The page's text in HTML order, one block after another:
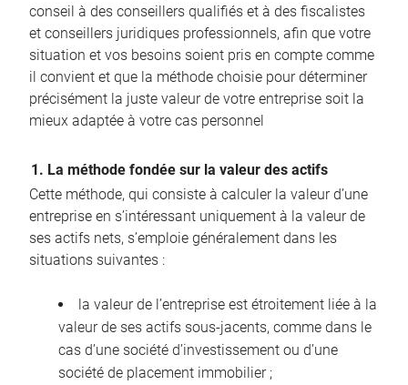
conseil à des conseillers qualifiés et à des fiscalistes
et conseillers juridiques professionnels, afin que votre
situation et vos besoins soient pris en compte comme
il convient et que la méthode choisie pour déterminer
précisément la juste valeur de votre entreprise soit la
mieux adaptée à votre cas personnel
1. La méthode fondée sur la valeur des actifs
Cette méthode, qui consiste à calculer la valeur d’une
entreprise en s’intéressant uniquement à la valeur de
ses actifs nets, s’emploie généralement dans les
situations suivantes :
la valeur de l’entreprise est étroitement liée à la
valeur de ses actifs sous-jacents, comme dans le
cas d’une société d’investissement ou d’une
société de placement immobilier ;